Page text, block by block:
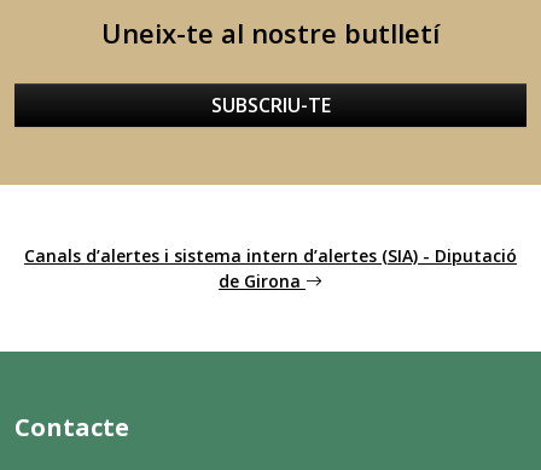
Uneix-te al nostre butlletí
SUBSCRIU-TE
Canals d’alertes i sistema intern d’alertes (SIA) - Diputació
de Girona
Contacte